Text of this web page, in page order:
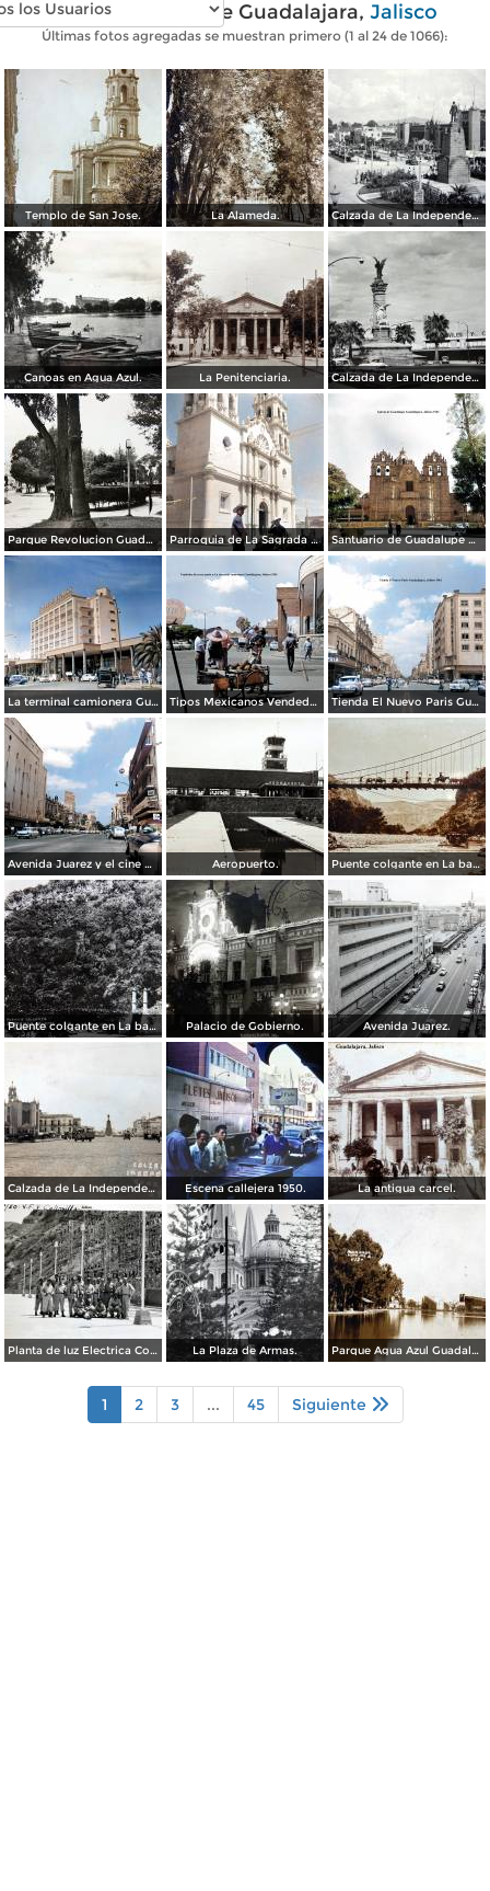
Fotos antiguas de Guadalajara, Jalisco
Últimas fotos agregadas se muestran primero (1 al 24 de 1066):
Templo de San Jose. La Alameda. Calzada de La Independencia y Mto. a Juarez Guadalajara, Jalisco. ( Circulada el 5 de Septiembre de 1929 ).
Canoas en Agua Azul. La Penitenciaria. Calzada de La Independencia Guadalajara, Jalisco.
Parque Revolucion Guadalajara, Jalisco. Parroquia de La Sagrada familia Guadalajara, Jalisco 1961. Santuario de Guadalupe Guadalajara, Jalisco 1961.
La terminal camionera Guadalajara, Jalisco 1961 Tipos Mexicanos Vendedor de cocos junto a La terminal camionera Guadalajara, Jalisco 1961 Tienda El Nuevo Paris Guadalajara, Jalisco 1961
Avenida Juarez y el cine Variedades Guadalajara, Jalisco 1961 Aeropuerto. Puente colgante en La barranca de Oblatos.
Puente colgante en La barranca de Oblatos. Palacio de Gobierno. Avenida Juarez.
Calzada de La Independencia Guadalajara, Jalisco. ( Circulada el 10 de Febrero de 1931 ). Escena callejera 1950. La antigua carcel.
Planta de luz Electrica Colimilla. ( Fechada el 1 de Octubre de 1950 ). La Plaza de Armas. Parque Agua Azul Guadalajara, Jalisco.
1 2 3 ... 45 Siguiente